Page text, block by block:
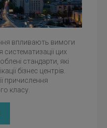
впливають вимоги
цих
стандарти, які
бізнес центрів.
причислення
класу.